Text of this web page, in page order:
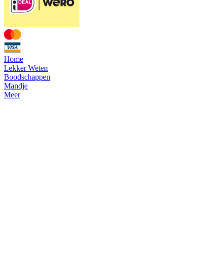
Home
Lekker Weten
Boodschappen
Mandje
Meer